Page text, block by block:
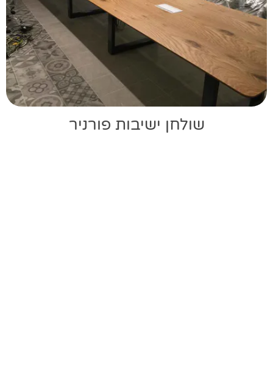
שולחן ישיבות פורניר